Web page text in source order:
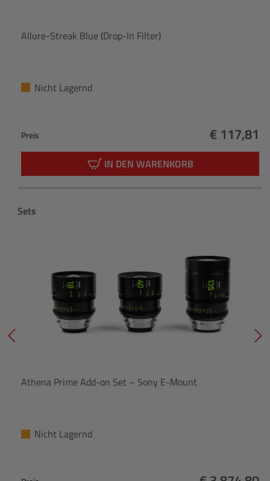
Allure-Streak Blue (Drop-In Filter)
Nicht Lagernd
Preis
Regulärer
€ 117,81
IN DEN WARENKORB
Produktgalerie überspringen
Sets
Athena Prime Add-on Set – Sony E-Mount
Nicht Lagernd